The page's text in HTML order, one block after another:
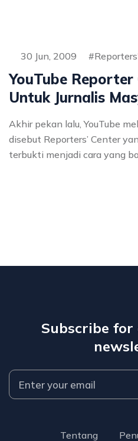
30 Jun, 2009
YouTube Reporter
Untuk Jurnalis
Akhir pekan lalu, YouTube
disebut Reporters’ Center
terbukti menjadi cara yang
Subscribe
Tentang